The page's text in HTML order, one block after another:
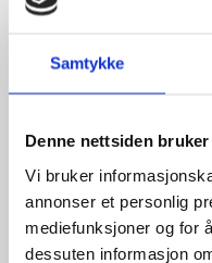
Samtykke
Denne nettsiden
Vi bruker
annonser et personlig
mediefunksjoner og for
dessuten informasjon
TENG TOOLS
PIPENØKKELSETT 1/2
T1221-6
2.200